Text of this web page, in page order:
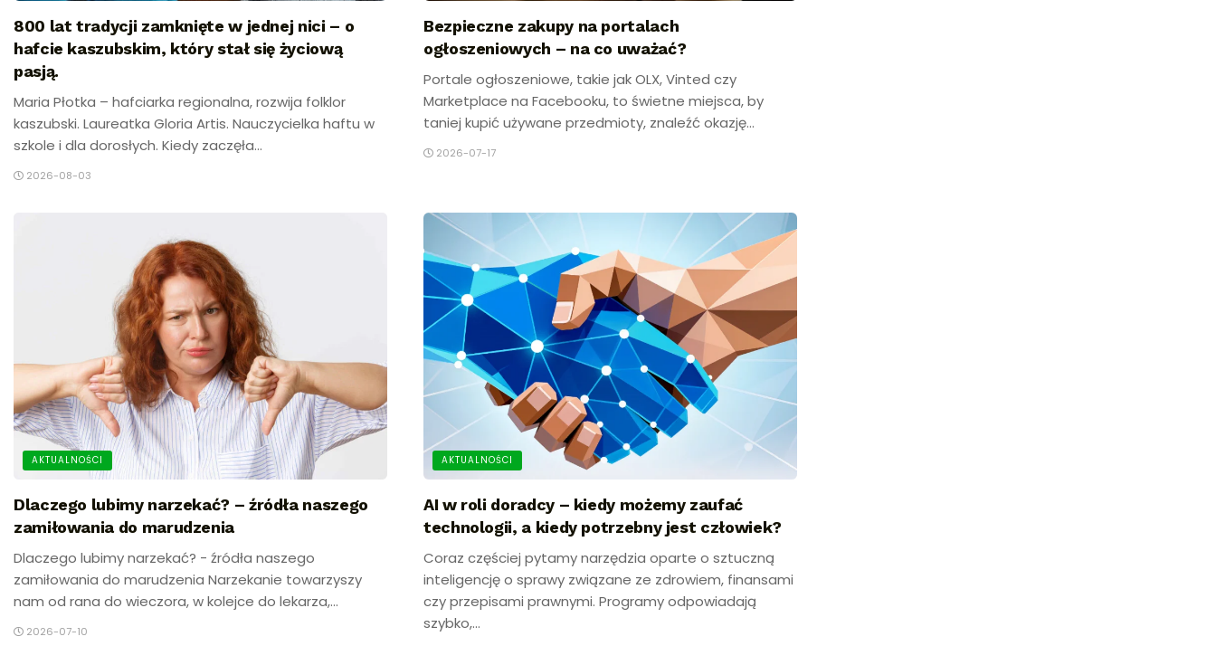
800 lat tradycji zamknięte w jednej nici – o
hafcie kaszubskim, który stał się życiową
pasją.
Maria Płotka – hafciarka regionalna, rozwija folklor
kaszubski. Laureatka Gloria Artis. Nauczycielka haftu w
szkole i dla dorosłych. Kiedy zaczęła...
2026-08-03
Bezpieczne zakupy na portalach
ogłoszeniowych – na co uważać?
Portale ogłoszeniowe, takie jak OLX, Vinted czy
Marketplace na Facebooku, to świetne miejsca, by
taniej kupić używane przedmioty, znaleźć okazję...
2026-07-17
AKTUALNOŚCI
Dlaczego lubimy narzekać? – źródła naszego
zamiłowania do marudzenia
Dlaczego lubimy narzekać? - źródła naszego
zamiłowania do marudzenia Narzekanie towarzyszy
nam od rana do wieczora, w kolejce do lekarza,...
2026-07-10
AKTUALNOŚCI
AI w roli doradcy – kiedy możemy zaufać
technologii, a kiedy potrzebny jest człowiek?
Coraz częściej pytamy narzędzia oparte o sztuczną
inteligencję o sprawy związane ze zdrowiem, finansami
czy przepisami prawnymi. Programy odpowiadają
szybko,...